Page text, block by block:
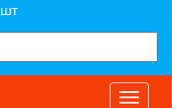
шт
Toggle